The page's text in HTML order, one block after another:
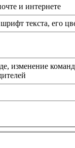
и интернете
текста, его
изменение